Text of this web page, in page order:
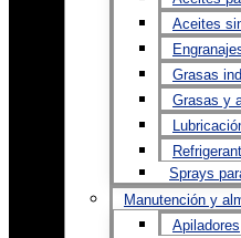
Aceites
Grasas
Grasas y
Sprays
Manutención y
Apiladores